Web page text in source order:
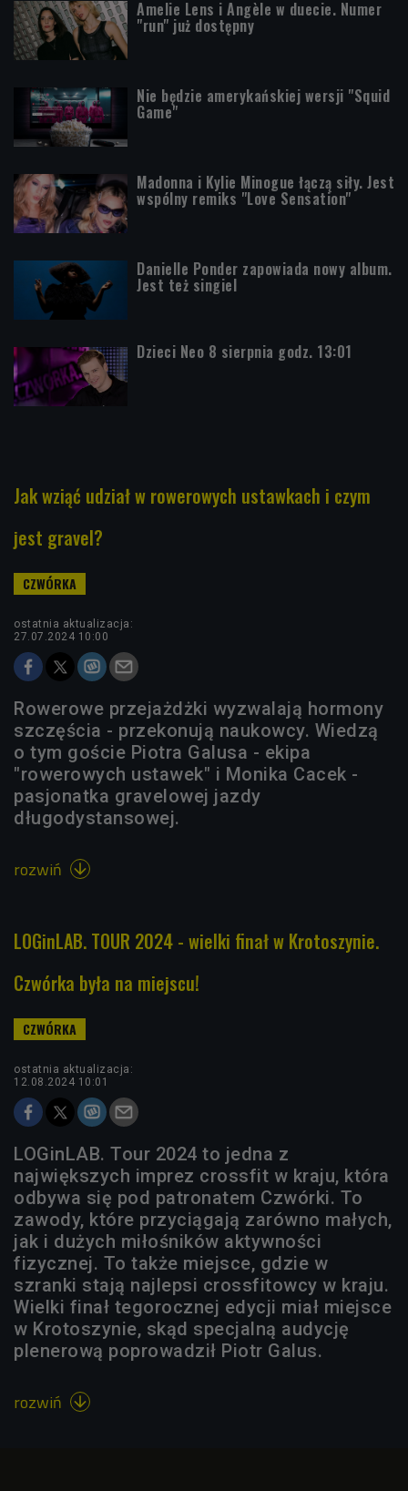
Amelie Lens i Angèle w duecie. Numer
"run" już dostępny
Nie będzie amerykańskiej wersji "Squid
Game"
Madonna i Kylie Minogue łączą siły. Jest
wspólny remiks "Love Sensation"
Danielle Ponder zapowiada nowy album.
Jest też singiel
Dzieci Neo 8 sierpnia godz. 13:01
Jak wziąć udział w rowerowych ustawkach i czym
jest gravel?
ostatnia aktualizacja:
27.07.2024 10:00
Rowerowe przejażdżki wyzwalają hormony
szczęścia - przekonują naukowcy. Wiedzą
o tym goście Piotra Galusa - ekipa
"rowerowych ustawek" i Monika Cacek -
pasjonatka gravelowej jazdy
długodystansowej.
rozwiń 
LOGinLAB. TOUR 2024 - wielki finał w Krotoszynie.
Czwórka była na miejscu!
ostatnia aktualizacja:
12.08.2024 10:01
LOGinLAB. Tour 2024 to jedna z
największych imprez crossfit w kraju, która
odbywa się pod patronatem Czwórki. To
zawody, które przyciągają zarówno małych,
jak i dużych miłośników aktywności
fizycznej. To także miejsce, gdzie w
szranki stają najlepsi crossfitowcy w kraju.
Wielki finał tegorocznej edycji miał miejsce
w Krotoszynie, skąd specjalną audycję
plenerową poprowadził Piotr Galus.
rozwiń 